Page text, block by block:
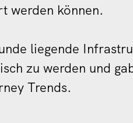
werden können.
liegende
zu werden und
Trends.